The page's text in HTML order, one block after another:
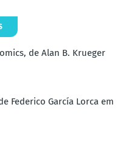
de Alan B. Krueger
Federico García Lorca em